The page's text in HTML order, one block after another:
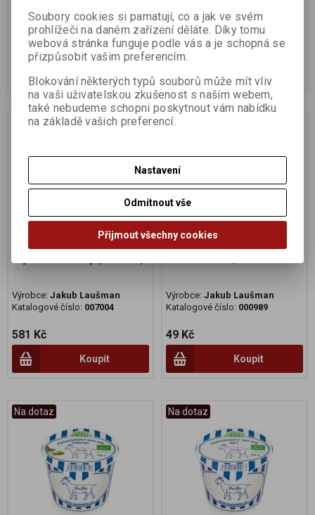
Katalogové číslo:000220
106 Kč
Katalogové číslo:007014
712 Kč
Výrobce: Jakub Laušman
Katalogové číslo: 007004
581 Kč
Koupit
Na dotaz
Výrobce: Jakub Laušman
Katalogové číslo: 000989
49 Kč
Koupit
Na dotaz Na dotaz
Soubory cookies si pamatují, co a jak ve svém
prohlížeči na daném zařízení děláte. Díky tomu
webová stránka funguje podle vás a je schopná se
přizpůsobit vašim preferencím.
Blokování některých typů souborů může mít vliv
na vaši uživatelskou zkušenost s naším webem,
také nebudeme schopni poskytnout vám nabídku
na základě vašich preferencí.
Nastavení
Odmítnout vše
Přijmout všechny cookies